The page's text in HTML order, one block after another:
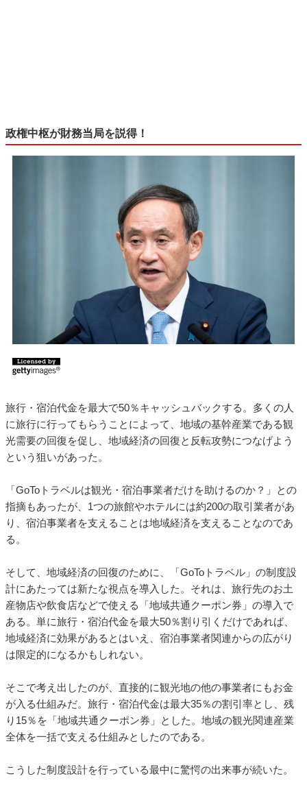
政権中枢が財務当局を説得！
旅行・宿泊代金を最大で50％キャッシュバックする。多くの人
に旅行に行ってもらうことによって、地域の基幹産業である観
光需要の回復を促し、地域経済の回復と反転攻勢につなげよう
という狙いがあった。
「GoToトラベルは観光・宿泊事業者だけを助けるのか？」との
指摘もあったが、1つの旅館やホテルには約200の取引業者があ
り、宿泊事業者を支えることは地域経済を支えることなのであ
る。
そして、地域経済の回復のために、「GoToトラベル」の制度設
計にあたっては新たな視点を導入した。それは、旅行先のお土
産物店や飲食店などで使える「地域共通クーポン券」の導入で
ある。単に旅行・宿泊代金を最大50％割り引くだけであれば、
地域経済に効果があるとはいえ、宿泊事業者関連からの広がり
は限定的になるかもしれない。
そこで考え出したのが、直接的に観光地の他の事業者にもお金
が入る仕組みだ。旅行・宿泊代金は最大35％の割引率とし、残
り15％を「地域共通クーポン券」とした。地域の観光関連産業
全体を一括で支える仕組みとしたのである。
こうした制度設計を行っている最中に驚愕の出来事が続いた。